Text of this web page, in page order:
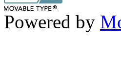
Powered by